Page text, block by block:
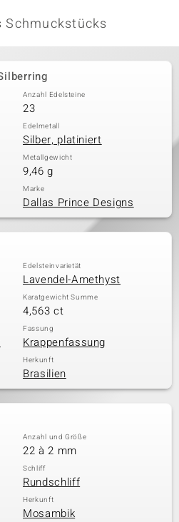
Schmuckstücks
Anzahl Edelsteine
23
Edelmetall
Silber, platiniert
Metallgewicht
9,46 g
Marke
Dallas Prince Designs
Edelsteinvarietät
Lavendel-Amethyst
Karatgewicht Summe
4,563 ct
Fassung
Krappenfassung
Herkunft
Brasilien
Anzahl und Größe
22 à 2 mm
Schliff
Rundschliff
Herkunft
Mosambik